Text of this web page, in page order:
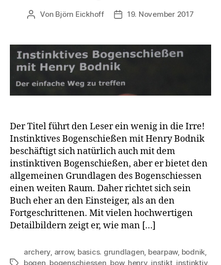
Beitragsautor
Von Björn Eickhoff Veröffentlichungsdatum
19. November 2017
Der Titel führt den Leser ein wenig in die Irre!
Instinktives Bogenschießen mit Henry Bodnik
beschäftigt sich natürlich auch mit dem
instinktiven Bogenschießen, aber er bietet den
allgemeinen Grundlagen des Bogenschiessen
einen weiten Raum. Daher richtet sich sein
Buch eher an den Einsteiger, als an den
Fortgeschrittenen. Mit vielen hochwertigen
Detailbildern zeigt er, wie man […]
archery, arrow, basics. grundlagen, bearpaw, bodnik,
bogen, bogenschiessen, bow, henry, instikt, instinktiv,